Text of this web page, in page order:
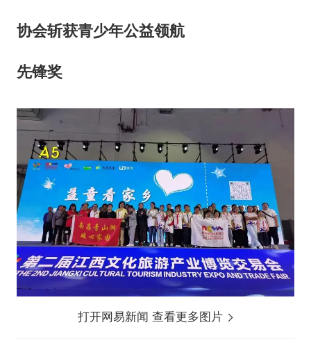
协会斩获青少年公益领航
先锋奖
打开网易新闻 查看更多图片